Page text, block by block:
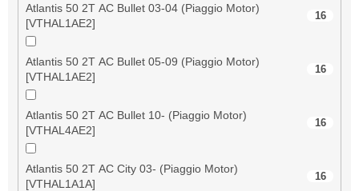
Atlantis 50 2T AC Bullet 03-04 (Piaggio Motor)
[VTHAL1AE2]
16
Atlantis 50 2T AC Bullet 05-09 (Piaggio Motor)
[VTHAL1AE2]
16
Atlantis 50 2T AC Bullet 10- (Piaggio Motor)
[VTHAL4AE2]
16
Atlantis 50 2T AC City 03- (Piaggio Motor)
[VTHAL1A1A]
16